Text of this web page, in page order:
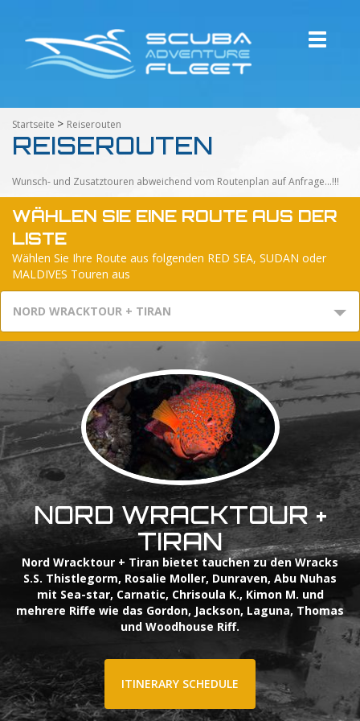
Toggle
Startseite > Reiserouten
REISEROUTEN
Wunsch- und Zusatztouren abweichend vom Routenplan auf Anfrage...!!!
WÄHLEN SIE EINE ROUTE AUS DER
LISTE
Wählen Sie Ihre Route aus folgenden RED SEA, SUDAN oder
MALDIVES Touren aus
NORD WRACKTOUR + TIRAN
NORD WRACKTOUR +
TIRAN
Nord Wracktour + Tiran bietet tauchen zu den Wracks
S.S. Thistlegorm, Rosalie Moller, Dunraven, Abu Nuhas
mit Sea-star, Carnatic, Chrisoula K., Kimon M. und
mehrere Riffe wie das Gordon, Jackson, Laguna, Thomas
und Woodhouse Riff.
ITINERARY SCHEDULE
For